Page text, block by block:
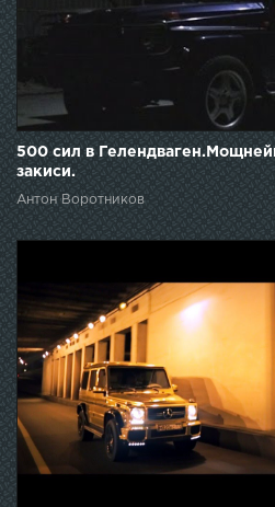
500 сил в
закиси.
Антон Воротников